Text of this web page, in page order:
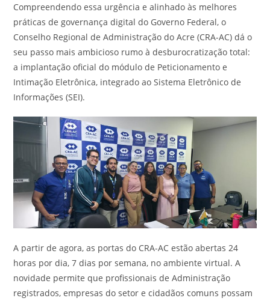
Compreendendo essa urgência e alinhado às melhores
práticas de governança digital do Governo Federal, o
Conselho Regional de Administração do Acre (CRA-AC) dá o
seu passo mais ambicioso rumo à desburocratização total:
a implantação oficial do módulo de Peticionamento e
Intimação Eletrônica, integrado ao Sistema Eletrônico de
Informações (SEI).
A partir de agora, as portas do CRA-AC estão abertas 24
horas por dia, 7 dias por semana, no ambiente virtual. A
novidade permite que profissionais de Administração
registrados, empresas do setor e cidadãos comuns possam